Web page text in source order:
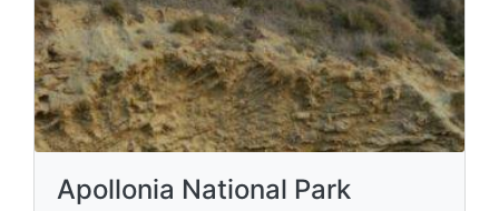
Apollonia National Park